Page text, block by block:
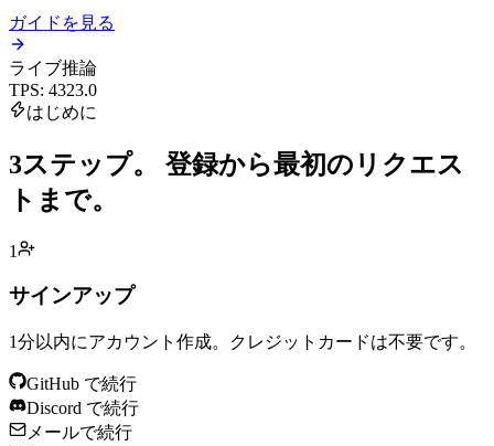
ガイドを見る
ライブ推論
TPS: 4323.0
はじめに
3ステップ。
登録から最初のリクエス
トまで。
1
サインアップ
1分以内にアカウント作成。クレジットカードは不要です。
GitHub で続行
Discord で続行
メールで続行